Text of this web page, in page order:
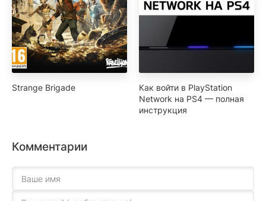
Strange Brigade
Как войти в PlayStation
Network на PS4 — полная
инструкция
Комментарии